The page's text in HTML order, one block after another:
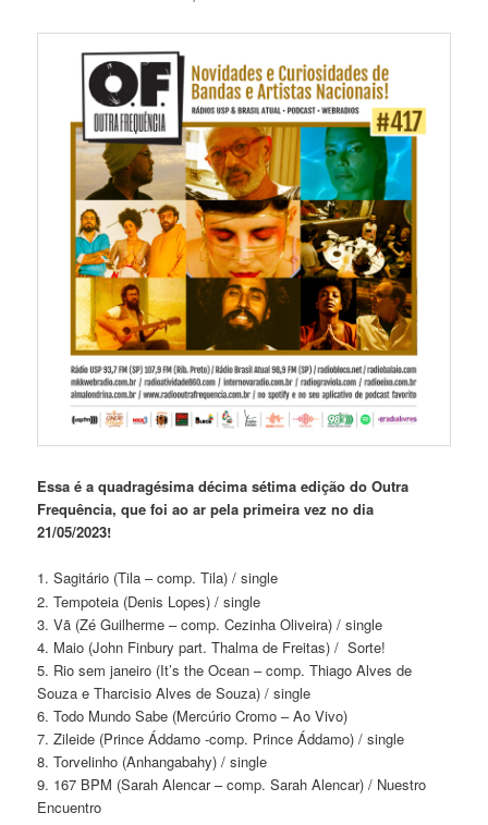
Essa é a quadragésima décima sétima edição do Outra
Frequência, que foi ao ar pela primeira vez no dia
21/05/2023!
1. Sagitário (Tila – comp. Tila) / single
2. Tempoteia (Denis Lopes) / single
3. Vã (Zé Guilherme – comp. Cezinha Oliveira) / single
4. Maio (John Finbury part. Thalma de Freitas) / Sorte!
5. Rio sem janeiro (It’s the Ocean – comp. Thiago Alves de
Souza e Tharcisio Alves de Souza) / single
6. Todo Mundo Sabe (Mercúrio Cromo – Ao Vivo)
7. Zileide (Prince Áddamo -comp. Prince Áddamo) / single
8. Torvelinho (Anhangabahy) / single
9. 167 BPM (Sarah Alencar – comp. Sarah Alencar) / Nuestro
Encuentro